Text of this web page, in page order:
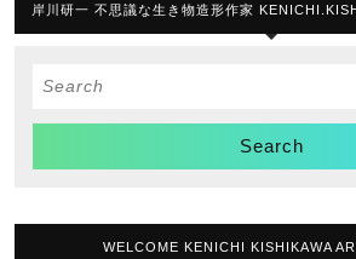
岸川研一 不思議な生き物造形作家
Search
WELCOME KENICHI KISHIKAWA